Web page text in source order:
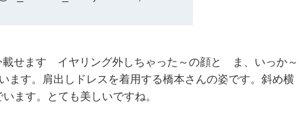
載せます イヤリング外しちゃった～の顔と ま、いっか～
ます。肩出しドレスを着用する橋本さんの姿です。斜め横
ます。とても美しいですね。